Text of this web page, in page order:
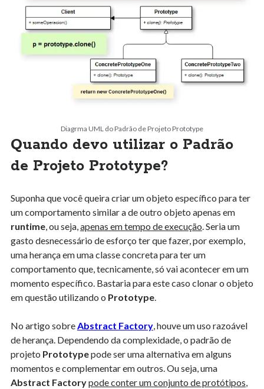
Infraestrutura
Java
Machine Learning
Matemática
Tecnologia e Sociedade
Uncategorized
Diagrma UML do Padrão de Projeto Prototype
Quando devo utilizar o Padrão
de Projeto Prototype?
Suponha que você queira criar um objeto específico para ter
um comportamento similar a de outro objeto apenas em
runtime, ou seja,apenas em tempo de execução. Seria um
gasto desnecessário de esforço ter que fazer, por exemplo,
uma herança em uma classe concreta para ter um
comportamento que, tecnicamente, só vai acontecer em um
momento específico. Bastaria para este caso clonar o objeto
em questão utilizando o Prototype.
No artigo sobreAbstract Factory, houve um uso razoável
de herança. Dependendo da complexidade, o padrão de
projeto Prototypepode ser uma alternativa em alguns
momentos e complementar em outros. Ou seja, uma
Abstract Factorypode conter um conjunto de protótipos,